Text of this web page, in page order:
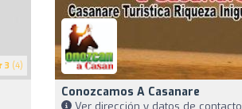
3 (4)
Conozcamos A Casanare
Ver dirección y datos de contacto